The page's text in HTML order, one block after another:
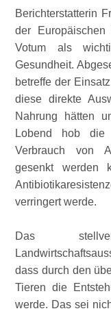
Berichterstatterin
der
Votum als
Gesundheit.
betreffe der
diese direkte
Nahrung hätten
Lobend hob
Verbrauch von
gesenkt werden
verringert werde.
Das
dass durch den
Tieren die
werde. Das sei